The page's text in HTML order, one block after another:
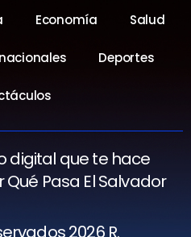
Economía Salud
Deportes
digital que te hace
Pasa El Salvador
2026 R.